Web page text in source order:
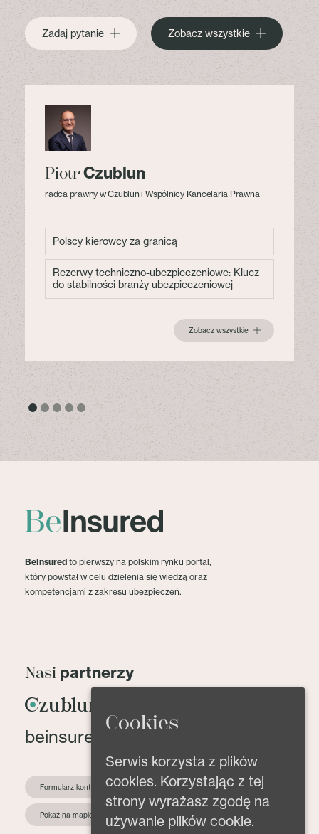
Zadaj pytanie Zobacz wszystkie
PiotrCzublun
radca prawny w Czublun i Wspólnicy Kancelaria Prawna
Polscy kierowcy za granicą
Rezerwy techniczno-ubezpieczeniowe: Klucz
do stabilności branży ubezpieczeniowej
Zobacz wszystkie
BeInsured to pierwszy na polskim rynku portal,
który powstał w celu dzielenia się wiedzą oraz
kompetencjami z zakresu ubezpieczeń.
Nasi partnerzy
beinsured@beinsured.pl
Formularz kontaktowy
Pokaż na mapie
Cookies
Serwis korzysta z plików
cookies. Korzystając z tej
strony wyrażasz zgodę na
używanie plików cookie.